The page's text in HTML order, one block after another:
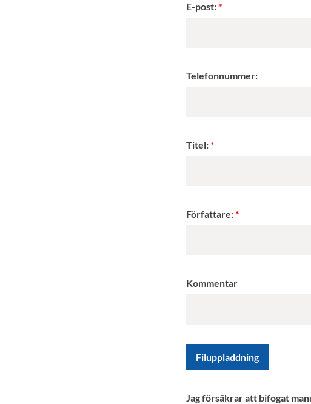
E-post:
Telefonnummer:
Titel:
Författare:
Kommentar
Filuppladdning
Jag försäkrar att bifogat